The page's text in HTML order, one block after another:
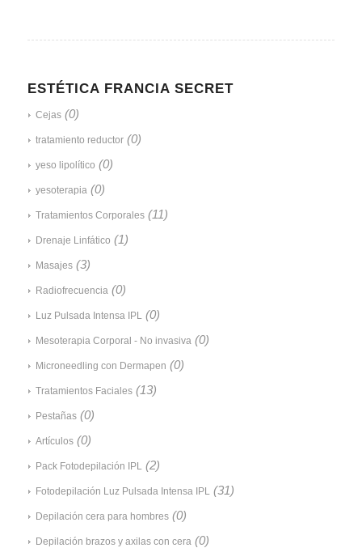
ESTÉTICA FRANCIA SECRET
Cejas (0)
tratamiento reductor (0)
yeso lipolítico (0)
yesoterapia (0)
Tratamientos Corporales (11)
Drenaje Linfático (1)
Masajes (3)
Radiofrecuencia (0)
Luz Pulsada Intensa IPL (0)
Mesoterapia Corporal - No invasiva (0)
Microneedling con Dermapen (0)
Tratamientos Faciales (13)
Pestañas (0)
Artículos (0)
Pack Fotodepilación IPL (2)
Fotodepilación Luz Pulsada Intensa IPL (31)
Depilación cera para hombres (0)
Depilación brazos y axilas con cera (0)